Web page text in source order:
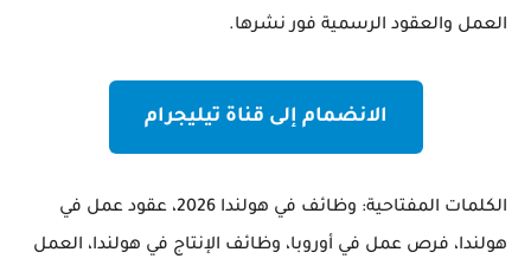
العمل والعقود الرسمية فور نشرها.
الانضمام إلى قناة تيليجرام
الكلمات المفتاحية:
وظائف في هولندا 2026، عقود عمل في
هولندا، فرص عمل في أوروبا، وظائف الإنتاج في هولندا، العمل